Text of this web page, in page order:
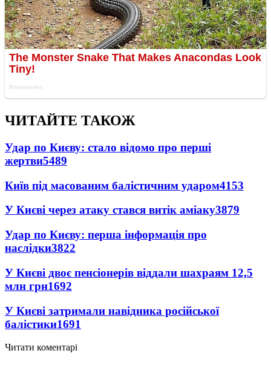
ЧИТАЙТЕ ТАКОЖ
Удар по Києву: стало відомо про перші
жертви5489
Київ під масованим балістичним ударом4153
У Києві через атаку стався витік аміаку3879
Удар по Києву: перша інформація про
наслідки3822
У Києві двоє пенсіонерів віддали шахраям 12,5
млн грн1692
У Києві затримали навідника російської
балістики1691
Читати коментарі